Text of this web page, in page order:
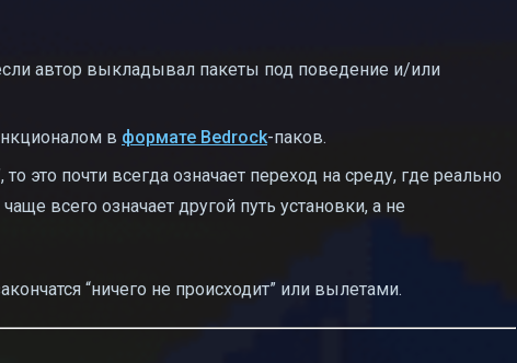
автор выкладывал пакеты под поведение и/или
в формате Bedrock-паков.
это почти всегда означает переход на среду, где реально
всего означает другой путь установки, а не
“ничего не происходит” или вылетами.